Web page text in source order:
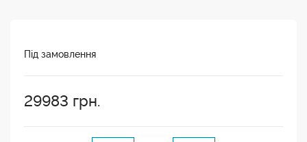
Під замовлення
29983 грн.